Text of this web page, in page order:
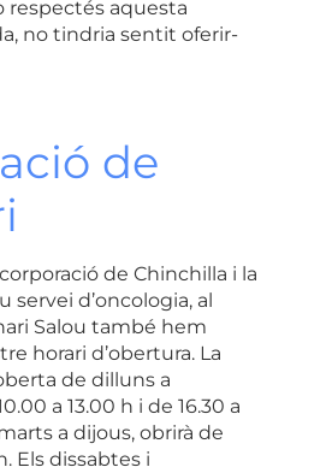
aquesta
no tindria sentit oferir-
de
de Chinchilla i la
servei d’oncologia, al
Salou també hem
horari d’obertura. La
de dilluns a
a 13.00 h i de 16.30 a
a dijous, obrirà de
. Els dissabtes i